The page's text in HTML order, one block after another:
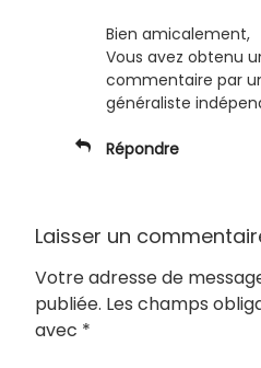
Bien amicalement,
Vous avez obtenu
commentaire par
généraliste
Répondre
Laisser un
Votre adresse de
publiée. Les champs
avec *